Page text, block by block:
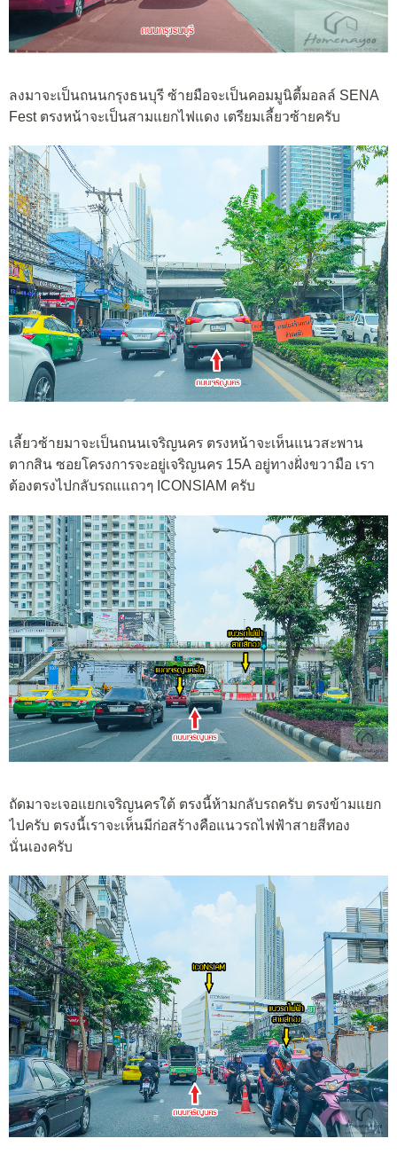
ลงมาจะเป็นถนนกรุงธนบุรี ซ้ายมือจะเป็นคอมมูนิตี้มอลล์ SENA
Fest ตรงหน้าจะเป็นสามแยกไฟแดง เตรียมเลี้ยวซ้ายครับ
เลี้ยวซ้ายมาจะเป็นถนนเจริญนคร ตรงหน้าจะเห็นแนวสะพาน
ตากสิน ซอยโครงการจะอยู่เจริญนคร 15A อยู่ทางฝั่งขวามือ เรา
ต้องตรงไปกลับรถแแถวๆ ICONSIAM ครับ
ถัดมาจะเจอแยกเจริญนครใต้ ตรงนี้ห้ามกลับรถครับ ตรงข้ามแยก
ไปครับ ตรงนี้เราจะเห็นมีก่อสร้างคือแนวรถไฟฟ้าสายสีทอง
นั่นเองครับ